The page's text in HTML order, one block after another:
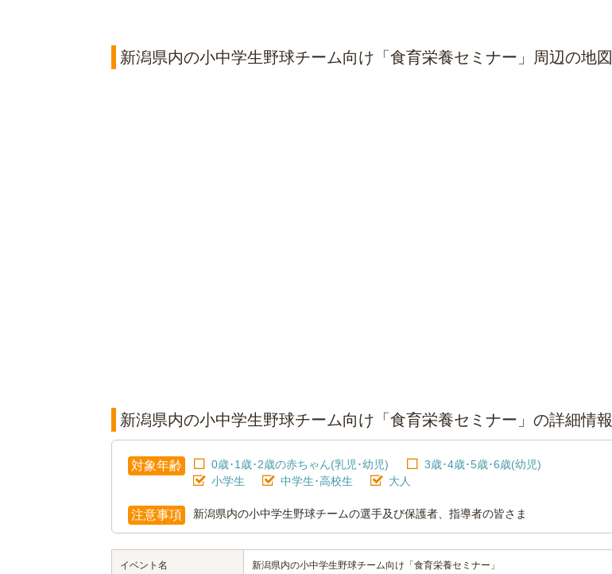
新潟県内の小中学生野球チーム向け「食育栄養セミナー」周辺の地図
新潟県内の小中学生野球チーム向け「食育栄養セミナー」の詳細情報
対象年齢 0歳･1歳･2歳の赤ちゃん(乳児･幼児)
3歳･4歳･5歳･6歳(幼児)
小学生
中学生･高校生 大人
注意事項 新潟県内の小中学生野球チームの選手及び保護者、指導者の皆さま
イベント名 新潟県内の小中学生野球チーム向け「食育栄養セミナー」